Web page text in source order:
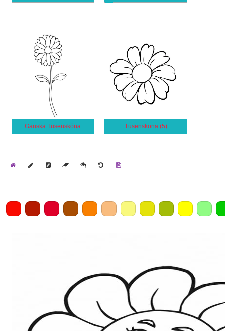
Ganska Tusensköna Tusensköna (5)